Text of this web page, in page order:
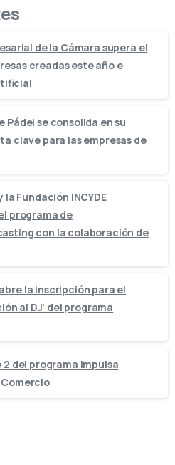
de la Cámara supera el
creadas este año e
Pádel se consolida en su
clave para las empresas de
Fundación INCYDE
programa de
con la colaboración de
la inscripción para el
al DJ’ del programa
del programa Impulsa